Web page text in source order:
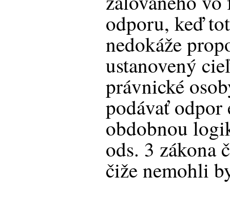
odporu, keď
nedokáže
ustanovený
právnické
podávať
obdobnou
ods. 3 zákona
čiže nemohli